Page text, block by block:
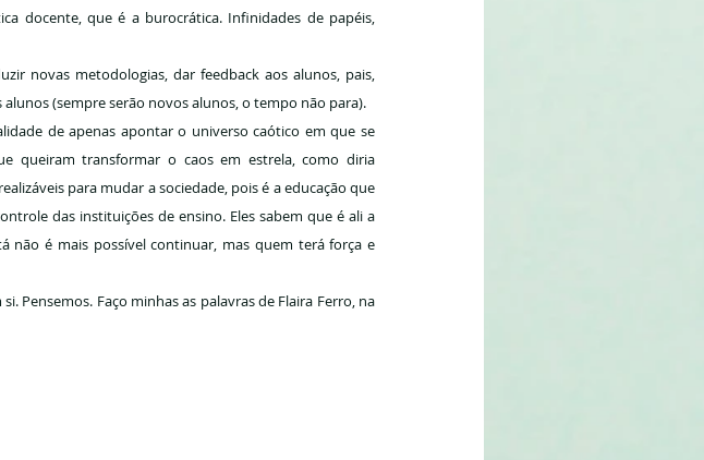
docente, que é a burocrática. Infinidades de papéis,
novas metodologias, dar feedback aos alunos, pais,
(sempre serão novos alunos, o tempo não para).
de apenas apontar o universo caótico em que se
queiram transformar o caos em estrela, como diria
para mudar a sociedade, pois é a educação que
das instituições de ensino. Eles sabem que é ali a
não é mais possível continuar, mas quem terá força e
Pensemos. Faço minhas as palavras de Flaira Ferro, na